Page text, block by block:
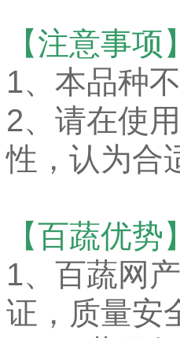
【注意事项】
1、本品种
2、请在使
性，认为合
【百蔬优势】
1、 百蔬网
证，质量安